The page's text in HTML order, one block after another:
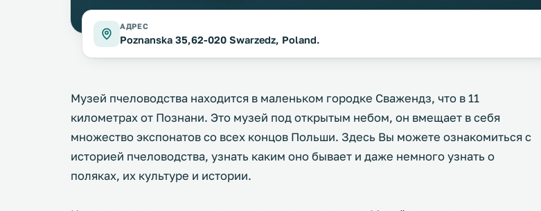
АДРЕС
Poznanska 35,62-020 Swarzedz, Poland.
Музей пчеловодства находится в маленьком городке Сважендз, что в 11
километрах от Познани. Это музей под открытым небом, он вмещает в себя
множество экспонатов со всех концов Польши. Здесь Вы можете ознакомиться с
историей пчеловодства, узнать каким оно бывает и даже немного узнать о
поляках, их культуре и истории.